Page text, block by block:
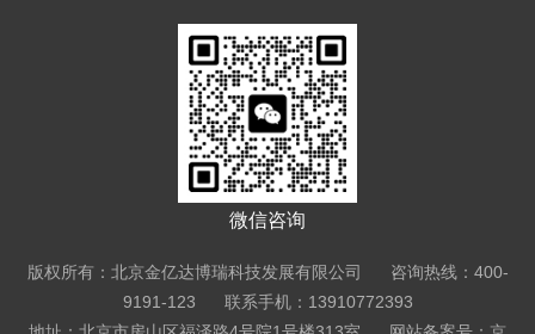
微信咨询
版权所有：北京金亿达博瑞科技发展有限公司 咨询热线：400-
9191-123 联系手机：13910772393